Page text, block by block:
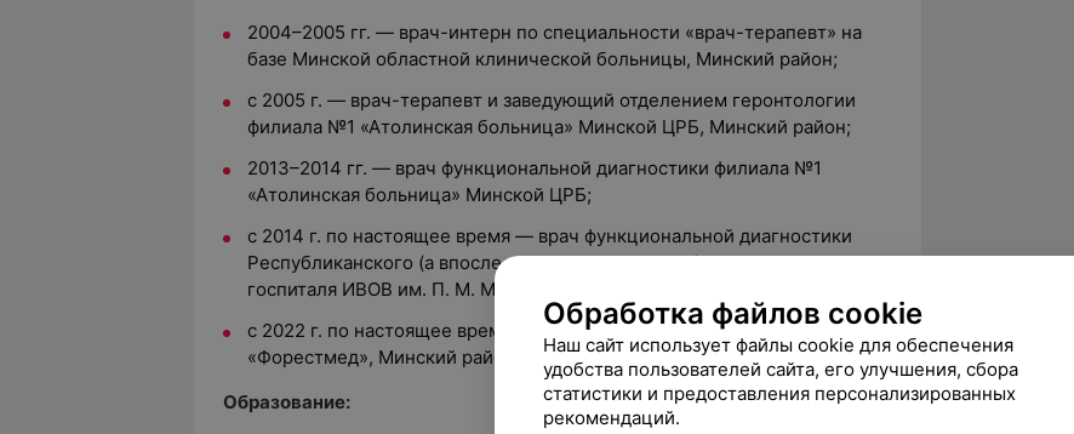
2004–2005 гг. — врач-интерн по специальности «врач-терапевт» на
базе Минской областной клинической больницы, Минский район;
с 2005 г. — врач-терапевт и заведующий отделением геронтологии
филиала №1 «Атолинская больница» Минской ЦРБ, Минский район;
2013–2014 гг. — врач функциональной диагностики филиала №1
«Атолинская больница» Минской ЦРБ;
с 2014 г. по настоящее время — врач функциональной диагностики
Республиканского (а впоследствии — областного) клинического
госпиталя ИВОВ им. П. М. Машерова, Минский район;
с 2022 г. по настоящее время — врач функциональной диагностики МЦ
«Форестмед», Минский район.
Образование:
Обработка файлов cookie
Наш сайт использует файлы cookie для обеспечения
удобства пользователей сайта, его улучшения, сбора
статистики и предоставления персонализированных
рекомендаций.